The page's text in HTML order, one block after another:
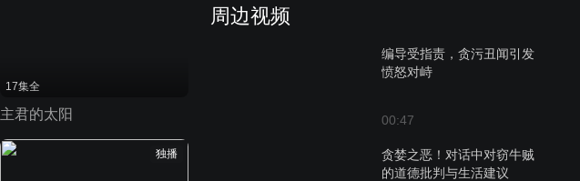
周边视频
编导受指责，贪污丑闻引发
愤怒对峙
00:47
贪婪之恶！对话中对窃牛贼
的道德批判与生活建议
17集全
主君的太阳
独播